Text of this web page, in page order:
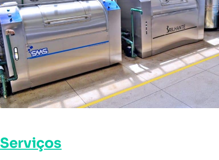
Serviços